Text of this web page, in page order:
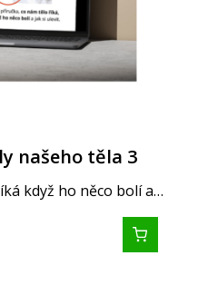
našeho těla 3
když ho něco bolí a…